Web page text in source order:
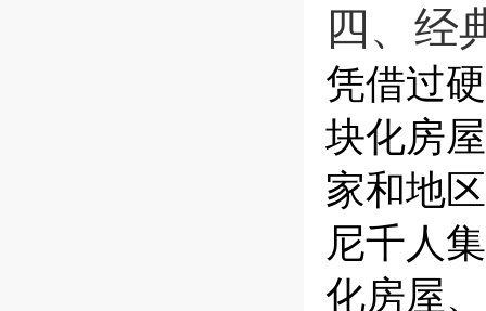
四、经
凭借过
块化房
家和地
尼千人
化房屋